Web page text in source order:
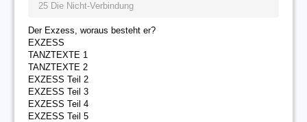
25 Die Nicht-Verbindung
Der Exzess, woraus besteht er?
EXZESS
TANZTEXTE 1
TANZTEXTE 2
EXZESS Teil 2
EXZESS Teil 3
EXZESS Teil 4
EXZESS Teil 5